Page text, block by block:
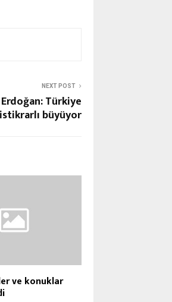
NEXT POST
Türkiye
istikrarlı büyüyor
ve konuklar